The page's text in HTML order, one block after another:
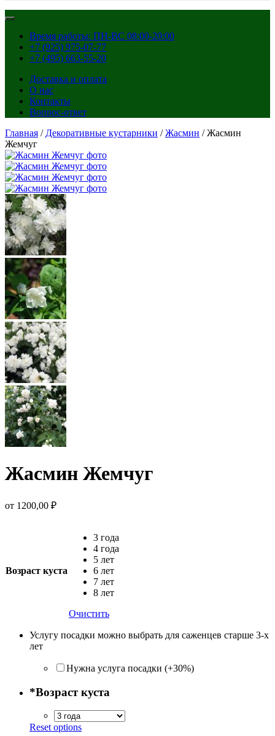
Время работы: ПН-ВС 08:00-20:00
+7 (925) 975-07-77
+7 (495) 663-55-20
Доставка и оплата
О нас
Контакты
Вопрос-ответ
Главная / Декоративные кустарники /Жасмин / Жасмин
Жемчуг
Жасмин Жемчуг
от 1200,00 ₽
Возраст куста
3 года
4 года
5 лет
6 лет
7 лет
8 лет
Очистить
Услугу посадки можно выбрать для саженцев старше 3-х
лет
Нужна услуга посадки (+30%)
*Возраст куста
Reset options